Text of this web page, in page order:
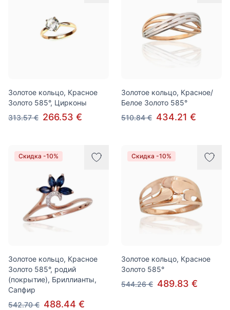
Золотое кольцо, Красное
Золото 585°, Цирконы
313.57 € 266.53 €
Золотое кольцо, Красное/
Белое Золото 585°
510.84 € 434.21 €
Скидка -10%
Золотое кольцо, Красное
Золото 585°, родий
(покрытие), Бриллианты,
Сапфир
542.70 € 488.44 €
Скидка -10%
Золотое кольцо, Красное
Золото 585°
544.26 € 489.83 €